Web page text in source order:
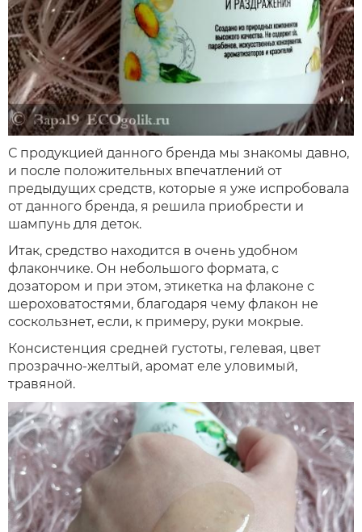
С продукцией данного бренда мы знакомы давно,
и после положительных впечатлений от
предыдущих средств, которые я уже испробовала
от данного бренда, я решила приобрести и
шампунь для деток.
Итак, средство находится в очень удобном
флакончике. Он небольшого формата, с
дозатором и при этом, этикетка на флаконе с
шероховатостями, благодаря чему флакон не
соскользнет, если, к примеру, руки мокрые.
Консистенция средней густоты, гелевая, цвет
прозрачно-желтый, аромат еле уловимый,
травяной.